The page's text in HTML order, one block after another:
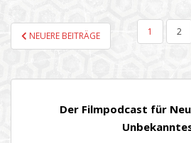
DER
NEUERE BEITRÄGE 1 2
Der Filmpodcast für